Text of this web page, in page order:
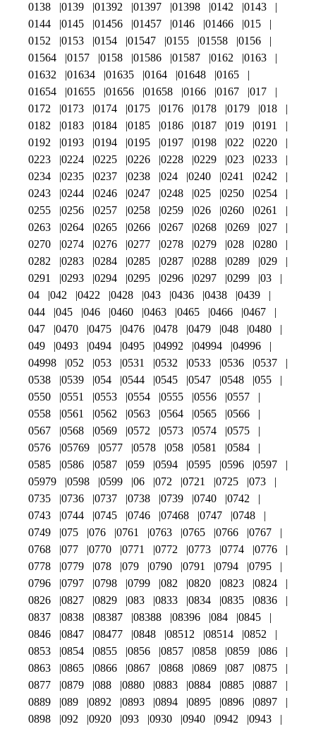
0138 0139 01392 01397 01398 0142
0143
0144
0145 01456 01457 0146 01466
015
0152
0153 0154 01547 0155 01558
0156
01564
0157 0158 01586 01587 0162
0163
01632
01634 01635 0164 01648
0165
01654
01655 01656 01658 0166 0167
017
0172
0173 0174 0175 0176 0178 0179
018
0182
0183 0184 0185 0186 0187 019
0191
0192
0193 0194 0195 0197 0198 022
0220
0223
0224 0225 0226 0228 0229 023
0233
0234
0235 0237 0238 024 0240 0241
0242
0243
0244 0246 0247 0248 025 0250
0254
0255
0256 0257 0258 0259 026 0260
0261
0263
0264 0265 0266 0267 0268 0269
027
0270
0274 0276 0277 0278 0279 028
0280
0282
0283 0284 0285 0287 0288 0289
029
0291
0293 0294 0295 0296 0297 0299
03
04
042 0422 0428 043 0436 0438
0439
044
045 046 0460 0463 0465 0466
0467
047
0470 0475 0476 0478 0479 048
0480
049
0493 0494 0495 04992 04994
04996
04998
052 053 0531 0532 0533 0536
0537
0538
0539 054 0544 0545 0547 0548
055
0550
0551 0553 0554 0555 0556
0557
0558
0561 0562 0563 0564 0565
0566
0567
0568 0569 0572 0573 0574
0575
0576
05769 0577 0578 058 0581
0584
0585
0586 0587 059 0594 0595 0596
0597
05979
0598 0599 06 072 0721 0725
073
0735
0736 0737 0738 0739 0740
0742
0743
0744 0745 0746 07468 0747
0748
0749
075 076 0761 0763 0765 0766
0767
0768
077 0770 0771 0772 0773 0774
0776
0778
0779 078 079 0790 0791 0794
0795
0796
0797 0798 0799 082 0820 0823
0824
0826
0827 0829 083 0833 0834 0835
0836
0837
0838 08387 08388 08396 084
0845
0846
0847 08477 0848 08512 08514
0852
0853
0854 0855 0856 0857 0858 0859
086
0863
0865 0866 0867 0868 0869 087
0875
0877
0879 088 0880 0883 0884 0885
0887
0889
089 0892 0893 0894 0895 0896
0897
0898
092 0920 093 0930 0940 0942
0943